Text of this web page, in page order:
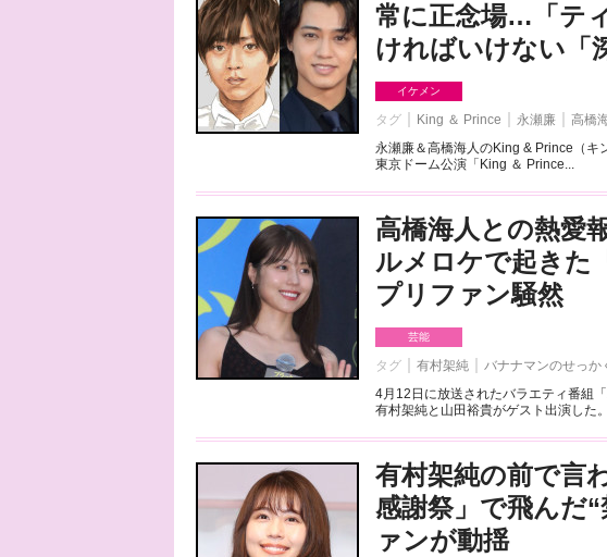
常に正念場…「テ
ければいけない「
イケメン
タグ King ＆ Prince 永瀬廉 高橋
永瀬廉＆高橋海人のKing & Prince（キ
東京ドーム公演「King ＆ Prince...
高橋海人との熱愛
ルメロケで起きた
プリファン騒然
芸能
タグ 有村架純 バナナマンのせっか
4月12日に放送されたバラエティ番組
有村架純と山田裕貴がゲスト出演した
有村架純の前で言
感謝祭」で飛んだ
ァンが動揺